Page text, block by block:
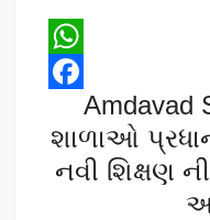
W
a
a
c
Amdavad
શાળાઓ
નવી શિક્ષણ